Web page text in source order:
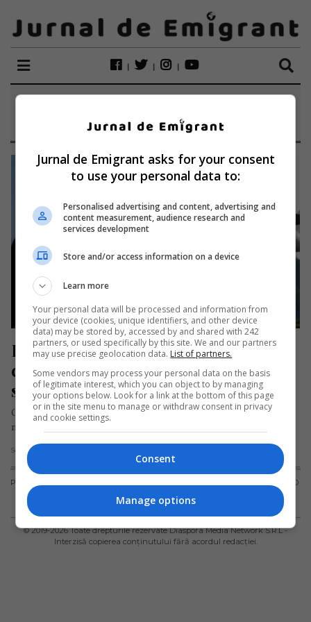
GHIZELA
Româncă de 18 ani, dispărută după
ce a plecat cu avionul din Anglia
spre România
Ghizela Almaș, o tânără de 18 ani din județul Cluj, este de
negăsit după ce, la data de 25 ianuarie…
Scris de Mihai Diaconu
PUBLICITATE
POLITICA PRIVIND
© 2019-2026Toate drepturile rezervate Diaspora Media Network S.R.L -
Interzisă copierea conținutului fără acordul redacției.
Jurnal de Emigrant asks for your consent
to use your personal data to:
Personalised advertising and content, advertising and
content measurement, audience research and
services development
Store and/or access information on a device
Learn more
Your personal data will be processed and information from
your device (cookies, unique identifiers, and other device
data) may be stored by, accessed by and shared with 242
partners, or used specifically by this site. We and our partners
may use precise geolocation data. List of partners.
Some vendors may process your personal data on the basis
of legitimate interest, which you can object to by managing
your options below. Look for a link at the bottom of this page
or in the site menu to manage or withdraw consent in privacy
and cookie settings.
Consent
Manage options